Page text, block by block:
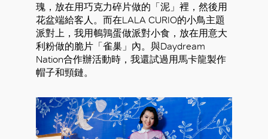
瑰，放在用巧克力碎片做的「泥」裡，然後用
花盆端給客人。而在LALA CURIO的小鳥主題
派對上，我用鵪鶉蛋做派對小食，放在用意大
利粉做的脆片「雀巢」內。與Daydream
Nation合作辦活動時，我還試過用馬卡龍製作
帽子和頸鏈。